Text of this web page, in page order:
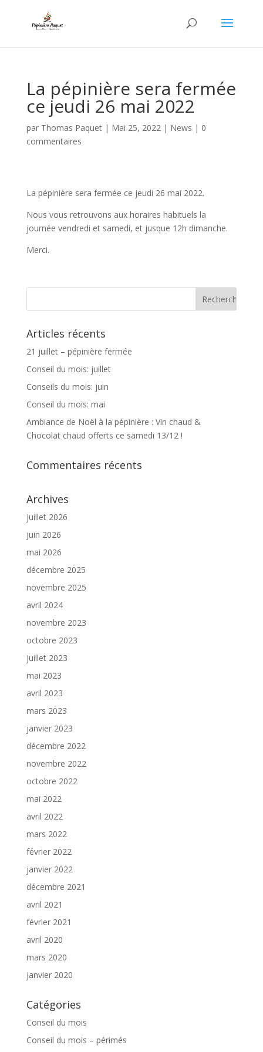
La pépinière sera fermée
ce jeudi 26 mai 2022
par Thomas Paquet| Mai 25, 2022| News | 0
commentaires
La pépinière sera fermée ce jeudi 26 mai 2022.
Nous vous retrouvons aux horaires habituels la
journée vendredi et samedi, et jusque 12h dimanche.
Merci.
Articles récents
21 juillet – pépinière fermée
Conseil du mois: juillet
Conseils du mois: juin
Conseil du mois: mai
Ambiance de Noël à la pépinière : Vin chaud &
Chocolat chaud offerts ce samedi 13/12 !
Commentaires récents
Archives
juillet 2026
juin 2026
mai 2026
décembre 2025
novembre 2025
avril 2024
novembre 2023
octobre 2023
juillet 2023
mai 2023
avril 2023
mars 2023
janvier 2023
décembre 2022
novembre 2022
octobre 2022
mai 2022
avril 2022
mars 2022
février 2022
janvier 2022
décembre 2021
avril 2021
février 2021
avril 2020
mars 2020
janvier 2020
Catégories
Conseil du mois
Conseil du mois – périmés